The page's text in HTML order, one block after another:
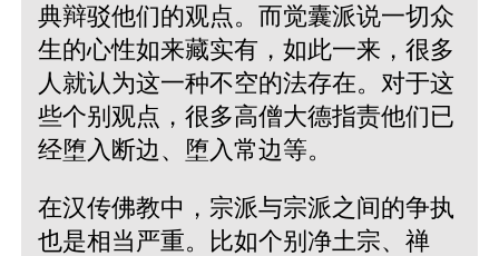
典辩驳他们的观点。而觉囊派说一切众
生的心性如来藏实有，如此一来，很多
人就认为这一种不空的法存在。对于这
些个别观点，很多高僧大德指责他们已
经堕入断边、堕入常边等。
在汉传佛教中，宗派与宗派之间的争执
也是相当严重。比如个别净土宗、禅